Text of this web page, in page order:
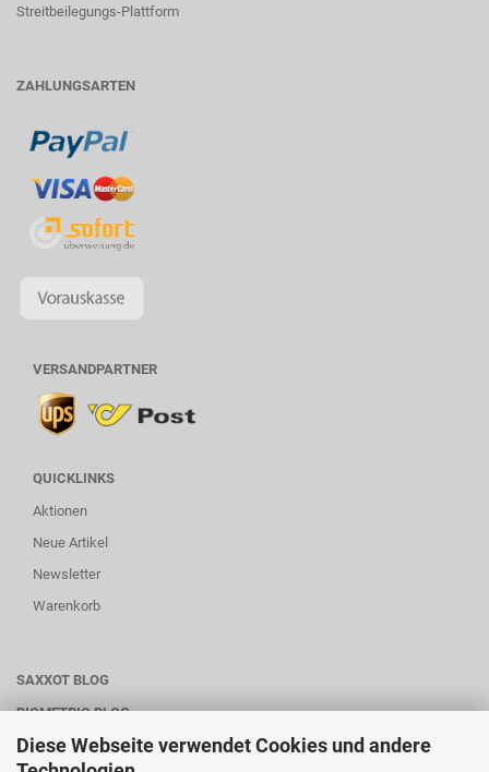
Diese Webseite verwendet Cookies und andere
Streitbeilegungs-Plattform
ZAHLUNGSARTEN
VERSANDPARTNER
QUICKLINKS
Aktionen
Neue Artikel
Newsletter
Warenkorb
SAXXOT BLOG
BIOMETRIC BLOG
WARTUNG-SERVICE